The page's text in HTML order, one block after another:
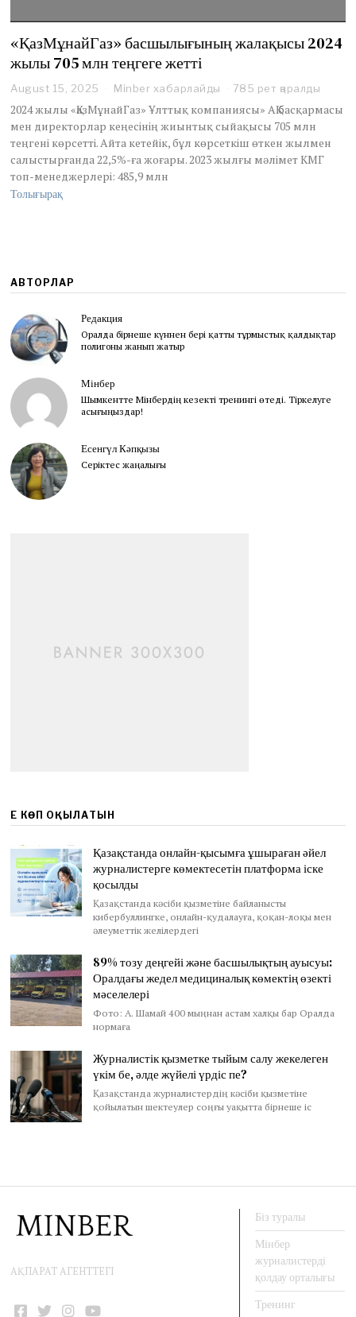
«ҚазМұнайГаз» басшылығының жалақысы 2024
жылы 705 млн теңгеге жетті
August 15, 2025 Minber хабарлайды 785 рет қаралды
2024 жылы «ҚазМұнайГаз» Ұлттық компаниясы» АҚ басқармасы
мен директорлар кеңесінің жиынтық сыйақысы 705 млн
теңгені көрсетті. Айта кетейік, бұл көрсеткіш өткен жылмен
салыстырғанда 22,5%-ға жоғары. 2023 жылғы мәлімет КМГ
топ-менеджерлері: 485,9 млн
Толығырақ
АВТОРЛАР
Редакция
Оралда бірнеше күннен бері қатты тұрмыстық қалдықтар
полигоны жанып жатыр
Мінбер
Шымкентте Мінбердің кезекті тренингі өтеді. Тіркелуге
асығыңыздар!
Есенгүл Кәпқызы
Серіктес жаңалығы
ЕҢ КӨП ОҚЫЛАТЫН
Қазақстанда онлайн-қысымға ұшыраған әйел
журналистерге көмектесетін платформа іске
қосылды
Қазақстанда кәсіби қызметіне байланысты
кибербуллингке, онлайн-қудалауға, қоқан-лоқы мен
әлеуметтік желілердегі
89% тозу деңгейі және басшылықтың ауысуы:
Оралдағы жедел медициналық көмектің өзекті
мәселелері
Фото: А. Шамай 400 мыңнан астам халқы бар Оралда
нормаға
Журналистік қызметке тыйым салу жекелеген
үкім бе, әлде жүйелі үрдіс пе?
Қазақстанда журналистердің кәсіби қызметіне
қойылатын шектеулер соңғы уақытта бірнеше іс
АҚПАРАТ АГЕНТТЕГІ
Біз туралы
Мінбер
журналистерді
қолдау орталығы
Тренинг